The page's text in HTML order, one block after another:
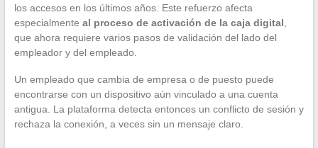
los accesos en los últimos años. Este refuerzo afecta
especialmente al proceso de activación de la caja digital
que ahora requiere varios pasos de validación del lado del
empleador y del empleado.
Un empleado que cambia de empresa o de puesto puede
encontrarse con un dispositivo aún vinculado a una cuenta
antigua. La plataforma detecta entonces un conflicto de sesión y
rechaza la conexión, a veces sin un mensaje claro.